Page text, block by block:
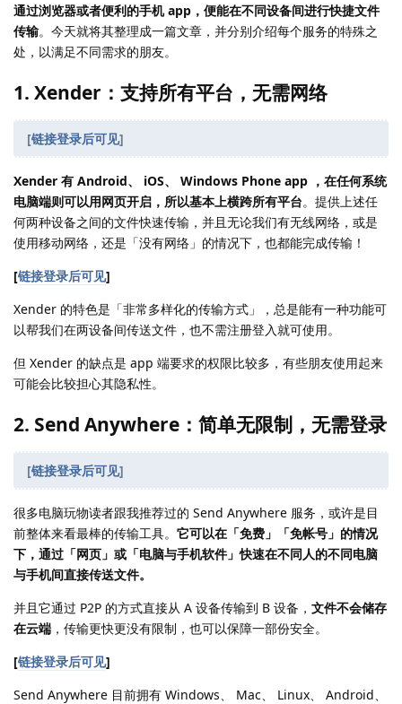
通过浏览器或者便利的手机 app，便能在不同设备间进行快捷文件
传输。今天就将其整理成一篇文章，并分别介绍每个服务的特殊之
处，以满足不同需求的朋友。
1. Xender：支持所有平台，无需网络
[链接登录后可见]
Xender 有 Android、 iOS、 Windows Phone app ，在任何系统
电脑端则可以用网页开启，所以基本上横跨所有平台。提供上述任
何两种设备之间的文件快速传输，并且无论我们有无线网络，或是
使用移动网络，还是「没有网络」的情况下，也都能完成传输！
[链接登录后可见]
Xender 的特色是「非常多样化的传输方式」，总是能有一种功能可
以帮我们在两设备间传送文件，也不需注册登入就可使用。
但 Xender 的缺点是 app 端要求的权限比较多，有些朋友使用起来
可能会比较担心其隐私性。
2. Send Anywhere：简单无限制，无需登录
[链接登录后可见]
很多电脑玩物读者跟我推荐过的 Send Anywhere 服务，或许是目
前整体来看最棒的传输工具。 它可以在「免费」「免帐号」的情况
下，通过「网页」或「电脑与手机软件」快速在不同人的不同电脑
与手机间直接传送文件。
并且它通过 P2P 的方式直接从 A 设备传输到 B 设备， 文件不会储存
在云端 ，传输更快更没有限制，也可以保障一部份安全。
[链接登录后可见]
Send Anywhere 目前拥有 Windows、 Mac、 Linux、 Android、